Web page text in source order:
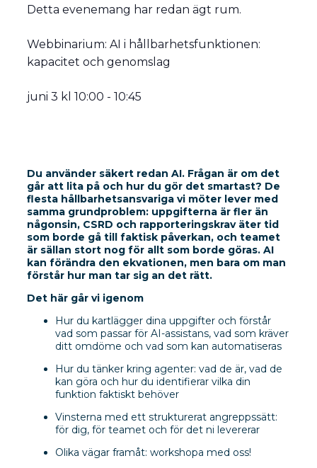
Detta evenemang har redan ägt rum.
Webbinarium: AI i hållbarhetsfunktionen:
kapacitet och genomslag
juni 3 kl 10:00 - 10:45
Du använder säkert redan AI. Frågan är om det
går att lita på och hur du gör det smartast? De
flesta hållbarhetsansvariga vi möter lever med
samma grundproblem: uppgifterna är fler än
någonsin, CSRD och rapporteringskrav äter tid
som borde gå till faktisk påverkan, och teamet
är sällan stort nog för allt som borde göras. AI
kan förändra den ekvationen, men bara om man
förstår hur man tar sig an det rätt.
Det här går vi igenom
Hur du kartlägger dina uppgifter och förstår
vad som passar för AI-assistans, vad som kräver
ditt omdöme och vad som kan automatiseras
Hur du tänker kring agenter: vad de är, vad de
kan göra och hur du identifierar vilka din
funktion faktiskt behöver
Vinsterna med ett strukturerat angreppssätt:
för dig, för teamet och för det ni levererar
Olika vägar framåt: workshopa med oss!